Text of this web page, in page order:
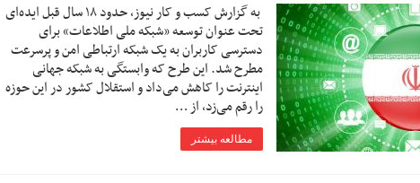
به گزارش کسب و کار نیوز، حدود ۱۸ سال قبل ایده‌ای
تحت عنوان توسعه «شبکه ملی اطلاعات» برای
دسترسی کاربران به یک شبکه ارتباطی امن و پرسرعت
مطرح شد. این طرح که وابستگی به شبکه‌ جهانی
اینترنت را کاهش می‌داد و استقلال کشور در این حوزه
را رقم می‌زد، از …
مطالعه بیشتر